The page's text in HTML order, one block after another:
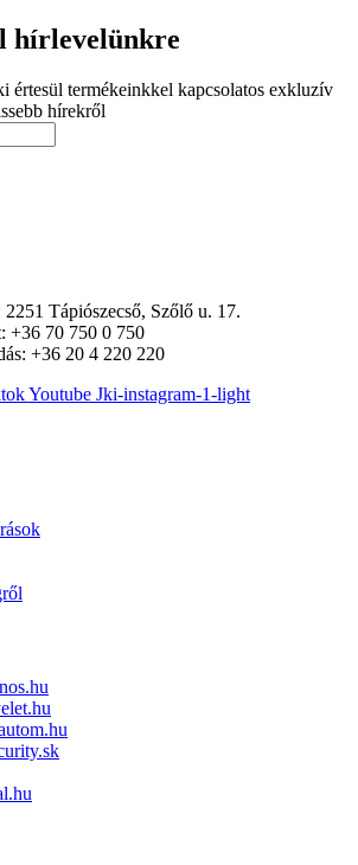
hírlevelünkre
értesül termékeinkkel kapcsolatos exkluzív
hírekről
Tápiószecső, Szőlő u. 17.
+36 70 750 0 750
+36 20 4 220 220
Youtube Jki-instagram-1-light